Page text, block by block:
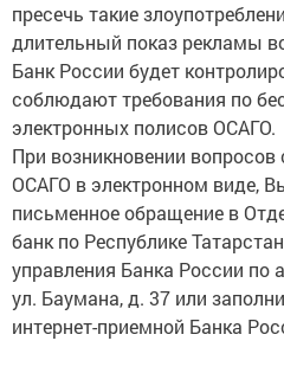
пресечь такие
длительный показ рекламы
Банк России будет
соблюдают требования по
электронных полисов ОСАГО.
При возникновении
ОСАГО в электронном виде,
письменное обращение в
банк по Республике
управления Банка России по
ул. Баумана, д. 37 или
интернет-приемной Банка